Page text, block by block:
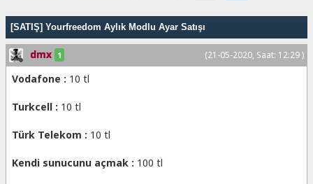
[SATIŞ] Yourfreedom Aylık Modlu Ayar Satışı
(21-05-2020, Saat: 12:29 )
dmx 1
Vodafone : 10 tl
Turkcell : 10 tl
Türk Telekom : 10 tl
Kendi sunucunu açmak : 100 tl